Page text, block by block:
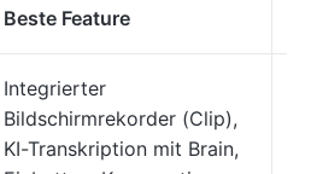
Beste Feature
Integrierter
Bildschirmrekorder (Clip),
KI-Transkription mit Brain,